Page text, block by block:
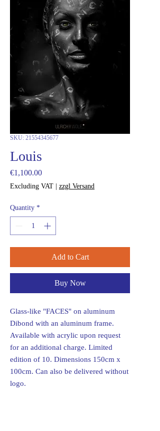
SKU: 21554345677
Louis
€1,100.00Price
Excluding VAT | zzgl Versand
Quantity *
Add to Cart
Buy Now
Glass-like "FACES" on aluminum
Dibond with an aluminum frame.
Available with acrylic upon request
for an additional charge. Limited
edition of 10. Dimensions 150cm x
100cm. Can also be delivered without
logo.